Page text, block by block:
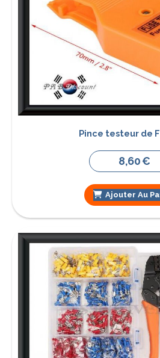
Pince testeur de
8,60€
Ajouter Au